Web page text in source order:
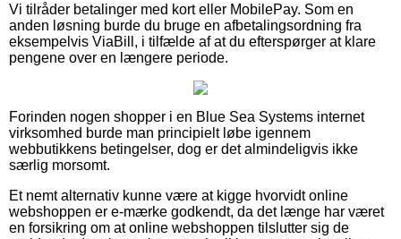
Vi tilråder betalinger med kort eller MobilePay. Som en
anden løsning burde du bruge en afbetalingsordning fra
eksempelvis ViaBill, i tilfælde af at du efterspørger at klare
pengene over en længere periode.
Forinden nogen shopper i en Blue Sea Systems internet
virksomhed burde man principielt løbe igennem
webbutikkens betingelser, dog er det almindeligvis ikke
særlig morsomt.
Et nemt alternativ kunne være at kigge hvorvidt online
webshoppen er e-mærke godkendt, da det længe har været
en forsikring om at online webshoppen tilslutter sig de